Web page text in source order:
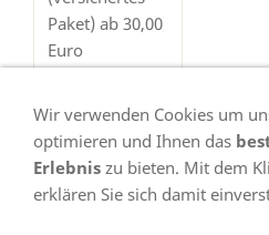
Paket) ab 30,00
Euro
Wir verwenden Cookies um
optimieren und Ihnen das
Erlebnis zu bieten. Mit dem
erklären Sie sich damit